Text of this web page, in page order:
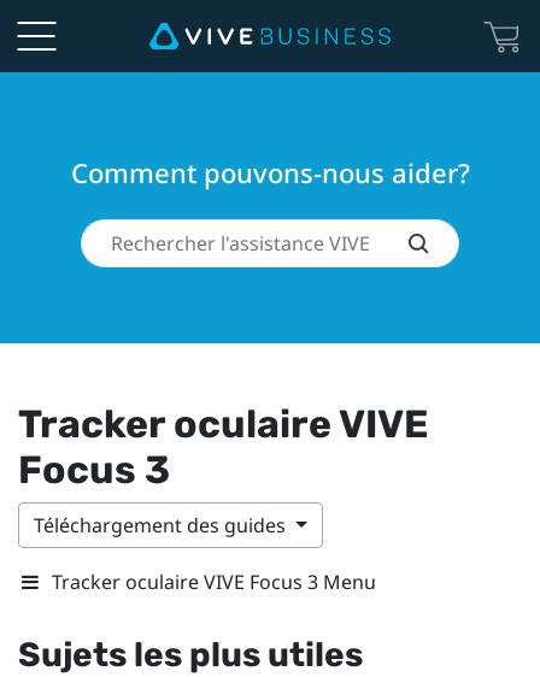
Comment pouvons-nous aider?
Tracker oculaire VIVE
Focus 3
Téléchargement des guides
Tracker oculaire VIVE Focus 3 Menu
Sujets les plus utiles